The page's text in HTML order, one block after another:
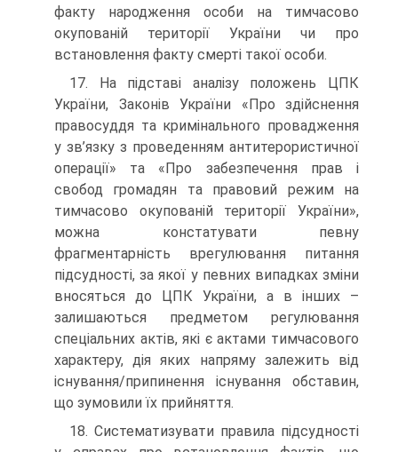
факту народження особи на тимчасово
окупованій території України чи про
встановлення факту смерті такої особи.
17. На підставі аналізу положень ЦПК
України, Законів України «Про здійснення
правосуддя та кримінального провадження
у зв’язку з проведенням антитерористичної
операції» та «Про забезпечення прав і
свобод громадян та правовий режим на
тимчасово окупованій території України»,
можна констатувати певну
фрагментарність врегулювання питання
підсудності, за якої у певних випадках зміни
вносяться до ЦПК України, а в інших –
залишаються предметом регулювання
спеціальних актів, які є актами тимчасового
характеру, дія яких напряму залежить від
існування/припинення існування обставин,
що зумовили їх прийняття.
18. Систематизувати правила підсудності